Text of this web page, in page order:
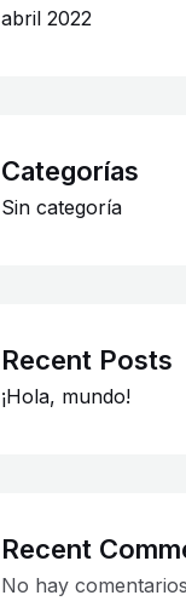
abril 2022
Categorías
Sin categoría
Recent Posts
¡Hola, mundo!
Recent
No hay